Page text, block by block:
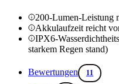
200-Lumen-Leistung
Akkulaufzeit reicht
IPX6-
starkem Regen stand)
Bewertungen 11